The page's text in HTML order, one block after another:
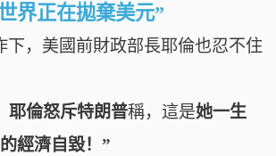
界正在拋棄美元”
下，美國前財政部長耶倫也忍不住
耶倫怒斥特朗普稱，這是她一生
經濟自毀！”